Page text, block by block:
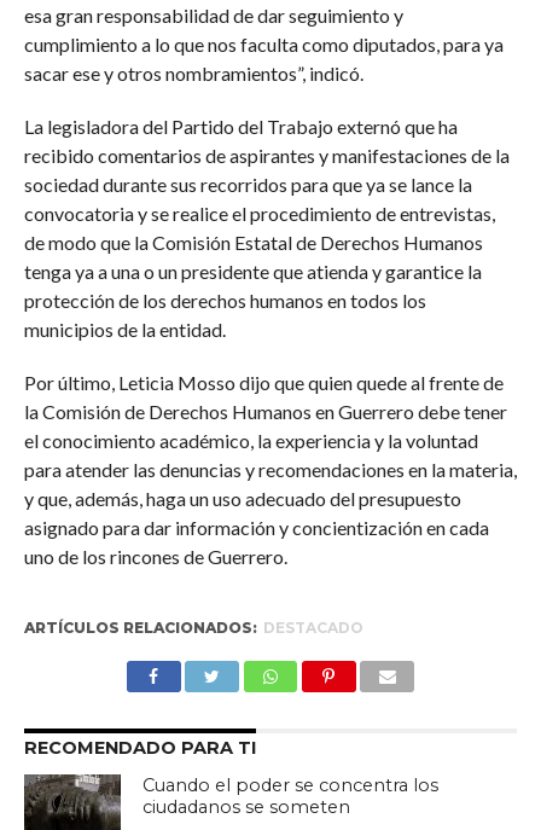
esa gran responsabilidad de dar seguimiento y
cumplimiento a lo que nos faculta como diputados, para ya
sacar ese y otros nombramientos”, indicó.
La legisladora del Partido del Trabajo externó que ha
recibido comentarios de aspirantes y manifestaciones de la
sociedad durante sus recorridos para que ya se lance la
convocatoria y se realice el procedimiento de entrevistas,
de modo que la Comisión Estatal de Derechos Humanos
tenga ya a una o un presidente que atienda y garantice la
protección de los derechos humanos en todos los
municipios de la entidad.
Por último, Leticia Mosso dijo que quien quede al frente de
la Comisión de Derechos Humanos en Guerrero debe tener
el conocimiento académico, la experiencia y la voluntad
para atender las denuncias y recomendaciones en la materia,
y que, además, haga un uso adecuado del presupuesto
asignado para dar información y concientización en cada
uno de los rincones de Guerrero.
ARTÍCULOS RELACIONADOS: DESTACADO
RECOMENDADO PARA TI
Cuando el poder se concentra los
ciudadanos se someten